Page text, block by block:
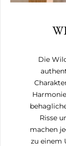
Die
Risse
machen
zu einem